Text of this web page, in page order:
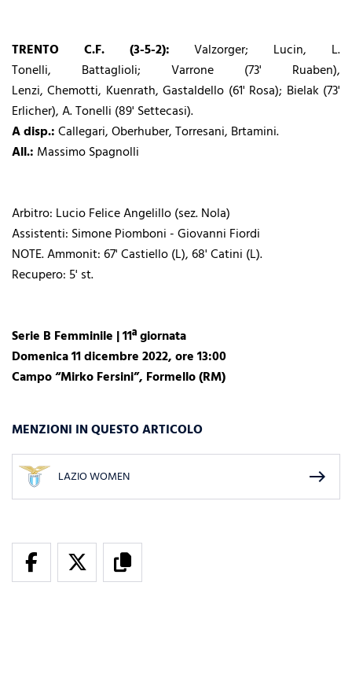
TRENTO C.F. (3-5-2): Valzorger; Lucin, L.
Tonelli, Battaglioli;
Varrone (73' Ruaben),
Lenzi,Chemotti, Kuenrath,Gastaldello (61' Rosa); Bielak (73'
Erlicher),A. Tonelli (89' Settecasi).
A disp.:Callegari, Oberhuber, Torresani, Brtamini.
All.: Massimo Spagnolli
Arbitro: Lucio Felice Angelillo (sez. Nola)
Assistenti: Simone Piomboni - Giovanni Fiordi
NOTE. Ammonit: 67' Castiello (L), 68' Catini (L).
Recupero: 5' st.
Serie B Femminile | 11ª giornata
Domenica 11 dicembre 2022, ore 13:00
Campo “Mirko Fersini”, Formello (RM)
MENZIONI IN QUESTO ARTICOLO
LAZIO WOMEN east